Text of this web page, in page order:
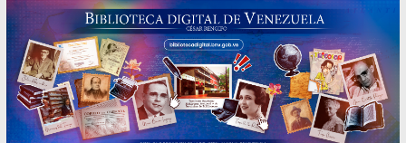
Modesta Bor Sánchez [material gráfico]
Gaceta Oficial de la República de Venezuela año CXXXIII Mes V,
Caracas 09 de marzo de 2006 N° 38.394
Catálogo temático de obras de Modesta Bor